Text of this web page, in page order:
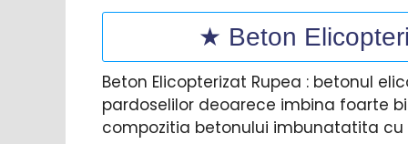
★ Beton
Beton Elicopterizat Rupea : betonul
pardoselilor deoarece imbina foarte
compozitia betonului imbunatatita